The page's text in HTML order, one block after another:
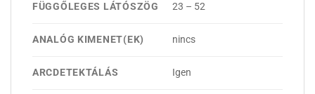
FÜGGŐLEGES LÁTÓSZÖG 23 – 52
ANALÓG KIMENET(EK) nincs
ARCDETEKTÁLÁS Igen